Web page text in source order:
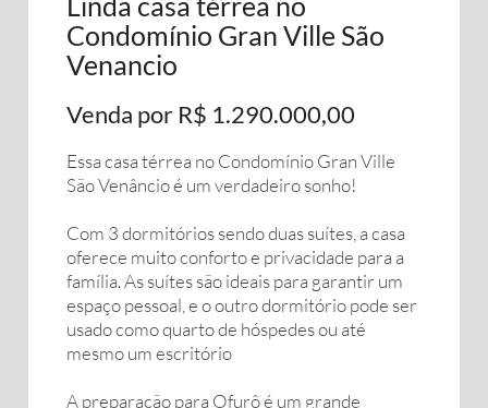
Condomínio Gran Ville São
Venancio
Venda por R$ 1.290.000,00
Essa casa térrea no Condomínio Gran Ville
São Venâncio é um verdadeiro sonho!
Com 3 dormitórios sendo duas suítes, a casa
oferece muito conforto e privacidade para a
família. As suítes são ideais para garantir um
espaço pessoal, e o outro dormitório pode ser
usado como quarto de hóspedes ou até
mesmo um escritório
A preparação para Ofurô é um grande